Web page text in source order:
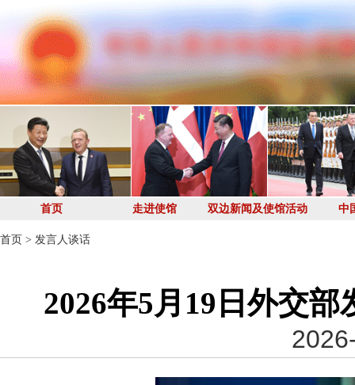
首页 走进使馆 双边新闻及使馆活动 中
首页 > 发言人谈话
2026年5月19日外交